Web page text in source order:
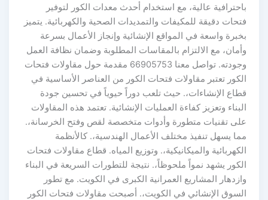
عالية، مع استخدام أحدث معدات الكور لتوفير
دقيقة للمكيفات والتمديدات الصحية والكهربائية. يتميز
واسعة في المواقع الإنشائية وإنجاز الأعمال بسرعة
مع الالتزام بالمقاسات المطلوبة وضمان نظافة العمل
وجودته. تواصل معنا 66905753 مقدمة حول مقاولات فتحات
تعتبر مقاولات فتحات الكور من العناصر الأساسية في
الإنشاءات،. حيث تلعب دوراً حيوياً في تحسين جودة
وتعزيز كفاءة العمليات الإنشائية. تعتمد هذه المقاولات
تقنيات متطورة وأدوات متخصصة لقص وفتح الخرسانة،.
يسهل تنفيذ مختلف الأعمال الهندسية،. كالأنظمة
والميكانيكية،. وتوزيع المياه. قطاع مقاولات فتحات
يشهد نمواً ملحوظاً،. نتيجة للتطورات السريعة في البناء
المشاريع العمرانية الكبرى في الكويت. مع تطور
الإنشائي في الكويت،. أصبحت مقاولات فتحات الكور